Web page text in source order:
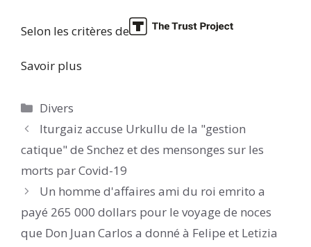
Selon les critères de
Savoir plus
Catégories
Divers
Iturgaiz accuse Urkullu de la "gestion
catique" de Snchez et des mensonges sur les
morts par Covid-19
Un homme d'affaires ami du roi emrito a
payé 265 000 dollars pour le voyage de noces
que Don Juan Carlos a donné à Felipe et Letizia